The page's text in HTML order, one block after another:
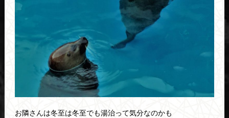
お隣さんは冬至は冬至でも湯治って気分なのかも